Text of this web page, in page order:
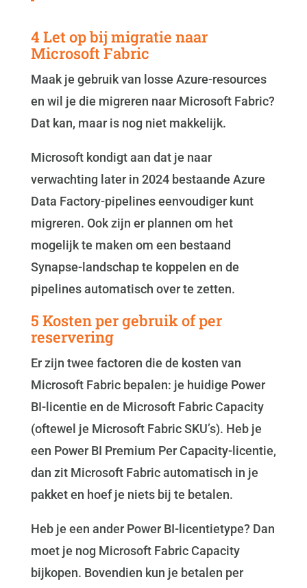
4 Let op bij migratie naar
Microsoft Fabric
Maak je gebruik van losse Azure-resources
en wil je die migreren naar Microsoft Fabric?
Dat kan, maar is nog niet makkelijk.
Microsoft kondigt aan dat je naar
verwachting later in 2024 bestaande Azure
Data Factory-pipelines eenvoudiger kunt
migreren. Ook zijn er plannen om het
mogelijk te maken om een bestaand
Synapse-landschap te koppelen en de
pipelines automatisch over te zetten.
5 Kosten per gebruik of per
reservering
Er zijn twee factoren die de kosten van
Microsoft Fabric bepalen: je huidige Power
BI-licentie en de Microsoft Fabric Capacity
(oftewel je Microsoft Fabric SKU’s). Heb je
een Power BI Premium Per Capacity-licentie,
dan zit Microsoft Fabric automatisch in je
pakket en hoef je niets bij te betalen.
Heb je een ander Power BI-licentietype? Dan
moet je nog Microsoft Fabric Capacity
bijkopen. Bovendien kun je betalen per